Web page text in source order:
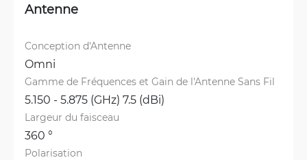
Antenne
Conception d'Antenne
Omni
Gamme de Fréquences et Gain de l'Antenne Sans Fil
5.150 - 5.875 (GHz) 7.5 (dBi)
Largeur du faisceau
360 °
Polarisation